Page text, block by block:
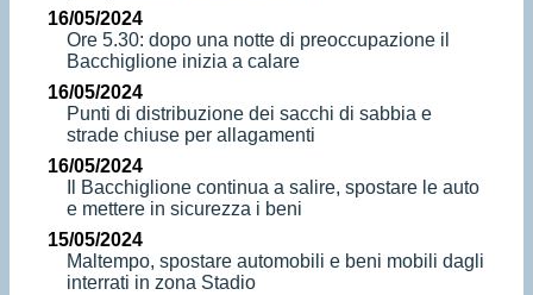
16/05/2024
Ore 5.30: dopo una notte di preoccupazione il
Bacchiglione inizia a calare
16/05/2024
Punti di distribuzione dei sacchi di sabbia e
strade chiuse per allagamenti
16/05/2024
Il Bacchiglione continua a salire, spostare le auto
e mettere in sicurezza i beni
15/05/2024
Maltempo, spostare automobili e beni mobili dagli
interrati in zona Stadio